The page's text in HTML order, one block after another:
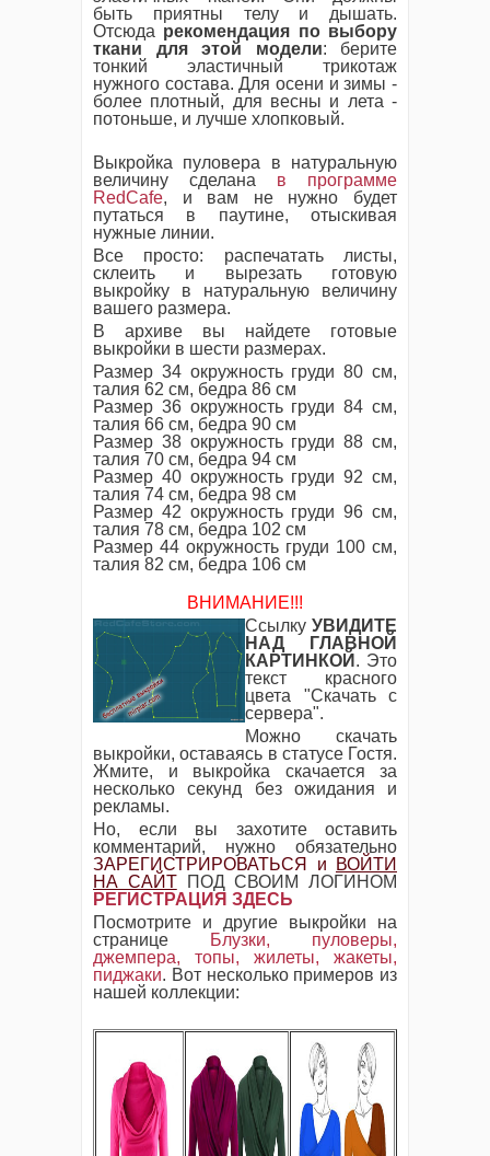
быть приятны телу и дышать.
Отсюда рекомендация по выбору
ткани для этой модели: берите
тонкий эластичный трикотаж
нужного состава. Для осени и зимы -
более плотный, для весны и лета -
потоньше, и лучше хлопковый.
Выкройка пуловера в натуральную
величину сделана в программе
RedCafe, и вам не нужно будет
путаться в паутине, отыскивая
нужные линии.
Все просто: распечатать листы,
склеить и вырезать готовую
выкройку в натуральную величину
вашего размера.
В архиве вы найдете готовые
выкройки в шести размерах.
Размер 34 окружность груди 80 см,
талия 62 см, бедра 86 см
Размер 36 окружность груди 84 см,
талия 66 см, бедра 90 см
Размер 38 окружность груди 88 см,
талия 70 см, бедра 94 см
Размер 40 окружность груди 92 см,
талия 74 см, бедра 98 см
Размер 42 окружность груди 96 см,
талия 78 см, бедра 102 см
Размер 44 окружность груди 100 см,
талия 82 см, бедра 106 см
ВНИМАНИЕ!!!
Ссылку УВИДИТЕ
НАД ГЛАВНОЙ
КАРТИНКОЙ . Это
текст красного
цвета "Скачать с
сервера".
Можно скачать
выкройки, оставаясь в статусе Гостя.
Жмите, и выкройка скачается за
несколько секунд без ожидания и
рекламы.
Но, если вы захотите оставить
комментарий, нужно обязательно
ЗАРЕГИСТРИРОВАТЬСЯ и
ВОЙТИ
НА САЙТПОД СВОИМ ЛОГИНОМ
РЕГИСТРАЦИЯ ЗДЕСЬ
Посмотрите и другие выкройки на
странице
Блузки, пуловеры,
джемпера, топы, жилеты, жакеты,
пиджаки. Вот несколько примеров из
нашей коллекции: